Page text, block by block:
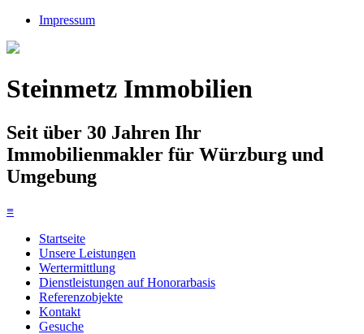
Impressum
Steinmetz Immobilien
Seit über 30 Jahren Ihr
Immobilienmakler für Würzburg und
Umgebung
≡
Startseite
Unsere Leistungen
Wertermittlung
Dienstleistungen auf Honorarbasis
Referenzobjekte
Kontakt
Gesuche